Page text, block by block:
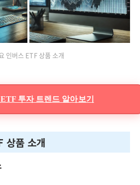
인버스 ETF 상품 소개
투자 트렌드 알아보기
상품 소개